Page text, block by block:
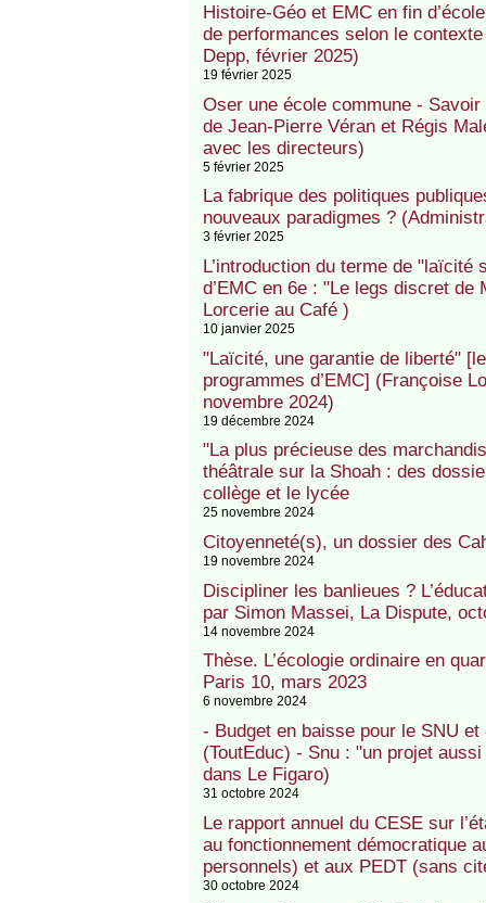
Histoire-Géo et EMC en fin
de performances selon le
Depp, février 2025)
19 février 2025
Oser une école commune -
de Jean-Pierre Véran et Régis
avec les directeurs)
5 février 2025
La fabrique des politiques
nouveaux paradigmes ?
3 février 2025
L’introduction du terme de "laïcité
d’EMC en 6e : "Le legs discret de
Lorcerie au Café )
10 janvier 2025
"Laïcité, une garantie de liberté"
programmes d’EMC] (Françoise
novembre 2024)
19 décembre 2024
"La plus précieuse des
théâtrale sur la Shoah : des
collège et le lycée
25 novembre 2024
Citoyenneté(s), un dossier des
19 novembre 2024
Discipliner les banlieues ?
par Simon Massei, La Dispute,
14 novembre 2024
Thèse. L’écologie ordinaire en
Paris 10, mars 2023
6 novembre 2024
- Budget en baisse pour le SNU
(ToutEduc) - Snu : "un projet
dans Le Figaro)
31 octobre 2024
Le rapport annuel du CESE sur
au fonctionnement démocratique
personnels) et aux PEDT (sans
30 octobre 2024